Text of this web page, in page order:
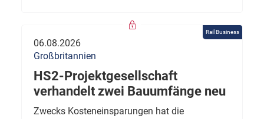
Rail Business
06.08.2026
Großbritannien
HS2-Projektgesellschaft
verhandelt zwei Bauumfänge neu
Zwecks Kosteneinsparungen hat die